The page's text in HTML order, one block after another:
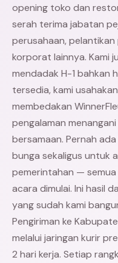
opening toko dan
serah terima jabatan
perusahaan,
korporat lainnya. Kami
mendadak H-1 bahkan
tersedia, kami
membedakan
pengalaman
bersamaan. Pernah
bunga sekaligus untuk
pemerintahan —
acara dimulai. Ini hasil
yang sudah kami
Pengiriman ke
melalui jaringan kurir
2 hari kerja. Setiap